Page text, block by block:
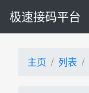
极速接码平台
主页 列表